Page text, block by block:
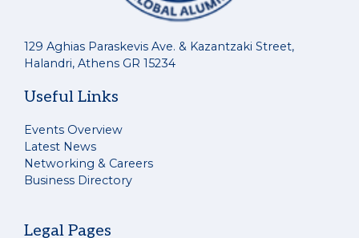
129 Aghias Paraskevis Ave. & Kazantzaki Street,
Halandri, Athens GR 15234
Useful Links
Events Overview
Latest News
Networking & Careers
Business Directory
Legal Pages